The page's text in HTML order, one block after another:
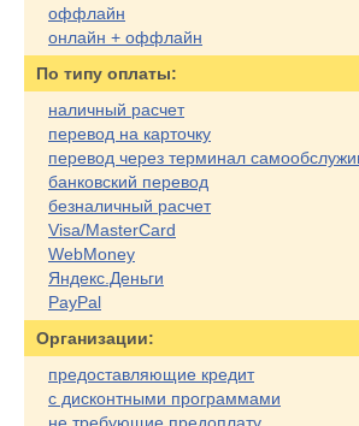
оффлайн
онлайн + оффлайн
По типу оплаты:
наличный расчет
перевод на карточку
перевод через терминал
банковский перевод
безналичный расчет
Visa/MasterCard
WebMoney
Яндекс.Деньги
PayPal
Организации:
предоставляющие кредит
с дисконтными программами